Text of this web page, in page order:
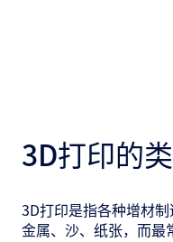
3D打印的
3D打印是指各种增材
金属、沙、纸张，而最